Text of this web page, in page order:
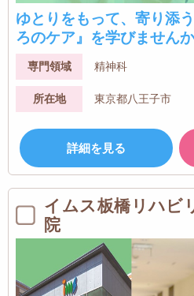
ゆとりをもって、寄り添
ろのケア』を学びません
専門領域 精神科
所在地 東京都八王子市
詳細を見る
イムス板橋リハビ
院